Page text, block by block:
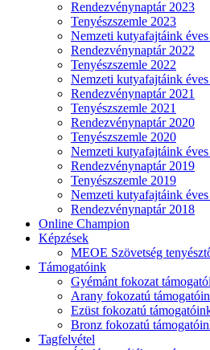
Rendezvénynaptár 2023
Tenyészszemle 2023
Nemzeti kutyafajtáink
Rendezvénynaptár 2022
Tenyészszemle 2022
Nemzeti kutyafajtáink
Rendezvénynaptár 2021
Tenyészszemle 2021
Rendezvénynaptár 2020
Tenyészszemle 2020
Nemzeti kutyafajtáink
Rendezvénynaptár 2019
Tenyészszemle 2019
Nemzeti kutyafajtáink
Rendezvénynaptár 2018
Online Champion
Képzések
MEOE Szövetség
Támogatóink
Gyémánt fokozat
Arany fokozatú
Ezüst fokozatú
Bronz fokozatú
Tagfelvétel